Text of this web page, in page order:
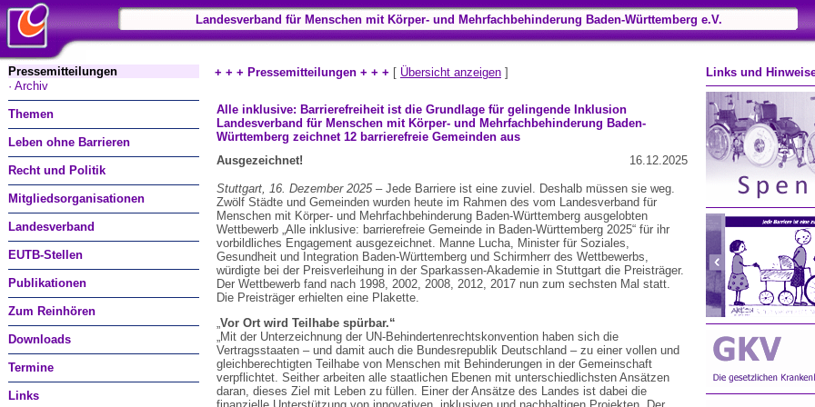
Landesverband für Menschen mit Körper- und Mehrfachbehinderung Baden-Württemberg e.V.
Pressemitteilungen
· Archiv
Themen
Leben ohne Barrieren
Recht und Politik
Mitgliedsorganisationen
Landesverband
EUTB-Stellen
Publikationen
Zum Reinhören
Downloads
Termine
Links
+ + + Pressemitteilungen + + + [ Übersicht anzeigen ]
Alle inklusive: Barrierefreiheit ist die Grundlage für gelingende Inklusion
Landesverband für Menschen mit Körper- und Mehrfachbehinderung Baden-
Württemberg zeichnet 12 barrierefreie Gemeinden aus
16.12.2025
Ausgezeichnet!
Stuttgart, 16. Dezember 2025 –Jede Barriere ist eine zuviel. Deshalb müssen sie weg.
Zwölf Städte und Gemeinden wurden heute im Rahmen des vom Landesverband für
Menschen mit Körper- und Mehrfachbehinderung Baden-Württemberg ausgelobten
Wettbewerb „Alle inklusive: barrierefreie Gemeinde in Baden-Württemberg 2025“ für ihr
vorbildliches Engagement ausgezeichnet. Manne Lucha, Minister für Soziales,
Gesundheit und Integration Baden-Württemberg und Schirmherr des Wettbewerbs,
würdigte bei der Preisverleihung in der Sparkassen-Akademie in Stuttgart die Preisträger.
Der Wettbewerb fand nach 1998, 2002, 2008, 2012, 2017 nun zum sechsten Mal statt.
Die Preisträger erhielten eine Plakette.
„Vor Ort wird Teilhabe spürbar.“
„Mit der Unterzeichnung der UN-Behindertenrechtskonvention haben sich die
Vertragsstaaten – und damit auch die Bundesrepublik Deutschland – zu einer vollen und
gleichberechtigten Teilhabe von Menschen mit Behinderungen in der Gemeinschaft
verpflichtet. Seither arbeiten alle staatlichen Ebenen mit unterschiedlichsten Ansätzen
daran, dieses Ziel mit Leben zu füllen. Einer der Ansätze des Landes ist dabei die
Links und